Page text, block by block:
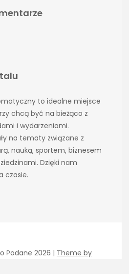
to idealne miejsce
chcą być na bieżąco z
i wydarzeniami.
na tematy związane z
nauką, sportem, biznesem
Dzięki nam
czasie.
Podane 2026 | Theme by